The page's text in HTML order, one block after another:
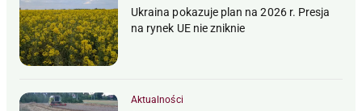
Ukraina pokazuje plan na 2026 r. Presja
na rynek UE nie zniknie
Aktualności